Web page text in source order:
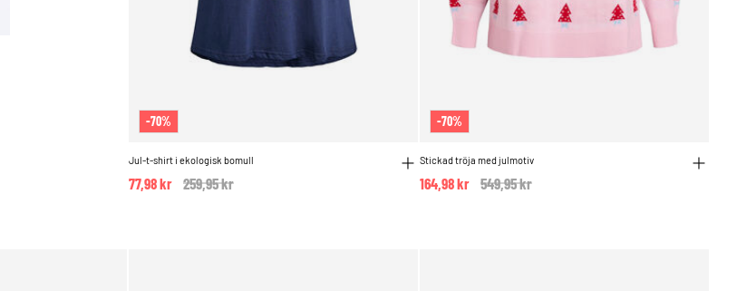
-70%
Jul-t-shirt i ekologisk bomull
Price reduced from
259,95 kr
77,98 kr
-70%
Stickad tröja med julmotiv
Price reduced from
549,95 kr
164,98 kr